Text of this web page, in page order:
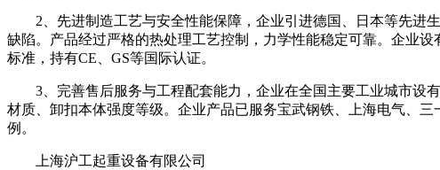
2、先进制造工艺与安全性能保障，企业引进德国、日本等先进
缺陷。产品经过严格的热处理工艺控制，力学性能稳定可靠。企业
标准，持有CE、GS等国际认证。
3、完善售后服务与工程配套能力，企业在全国主要工业城市设
材质、卸扣本体强度等级。企业产品已服务宝武钢铁、上海电气、
例。
上海沪工起重设备有限公司